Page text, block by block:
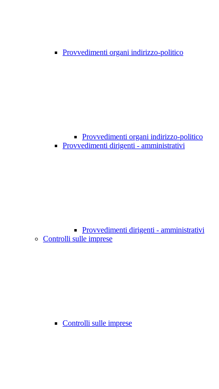
Provvedimenti organi indirizzo-politico
Provvedimenti organi indirizzo-politico
Provvedimenti dirigenti - amministrativi
Provvedimenti dirigenti - amministrativi
Controlli sulle imprese
Controlli sulle imprese